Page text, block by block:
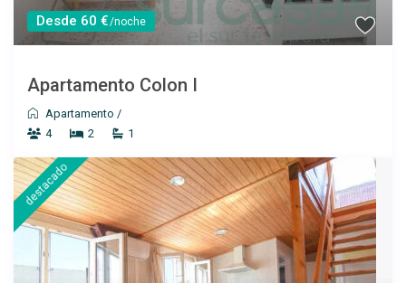
Desde 60 €/noche
Apartamento Colon I
Apartamento /
4
2 1
destacado